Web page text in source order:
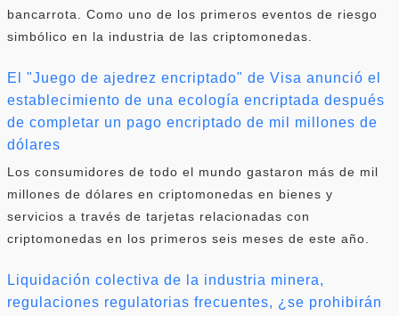
bancarrota. Como uno de los primeros eventos de riesgo
simbólico en la industria de las criptomonedas.
El "Juego de ajedrez encriptado" de Visa anunció el
establecimiento de una ecología encriptada después
de completar un pago encriptado de mil millones de
dólares
Los consumidores de todo el mundo gastaron más de mil
millones de dólares en criptomonedas en bienes y
servicios a través de tarjetas relacionadas con
criptomonedas en los primeros seis meses de este año.
Liquidación colectiva de la industria minera,
regulaciones regulatorias frecuentes, ¿se prohibirán